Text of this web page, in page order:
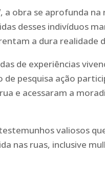
a obra se aprofunda
desses indivíduos
a dura realidade
de experiências
de pesquisa ação
e acessaram a
valiosos
nas ruas, inclusive